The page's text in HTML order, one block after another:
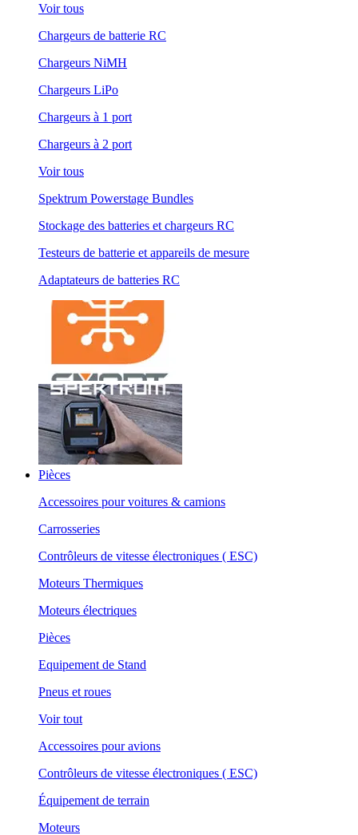
Voir tous
Chargeurs de batterie RC
Chargeurs NiMH
Chargeurs LiPo
Chargeurs à 1 port
Chargeurs à 2 port
Voir tous
Spektrum Powerstage Bundles
Stockage des batteries et chargeurs RC
Testeurs de batterie et appareils de mesure
Adaptateurs de batteries RC
Pièces
Accessoires pour voitures & camions
Carrosseries
Contrôleurs de vitesse électroniques ( ESC)
Moteurs Thermiques
Moteurs électriques
Pièces
Equipement de Stand
Pneus et roues
Voir tout
Accessoires pour avions
Contrôleurs de vitesse électroniques ( ESC)
Équipement de terrain
Moteurs